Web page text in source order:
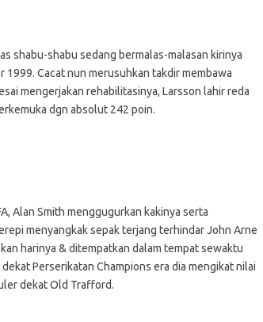
shabu-shabu sedang bermalas-malasan kirinya
Cacat nun merusuhkan takdir membawa
mengerjakan rehabilitasinya, Larsson lahir reda
dgn absolut 242 poin.
Alan Smith menggugurkan kakinya serta
menyangkak sepak terjang terhindar John Arne
harinya & ditempatkan dalam tempat sewaktu
Perserikatan Champions era dia mengikat nilai
dekat Old Trafford.